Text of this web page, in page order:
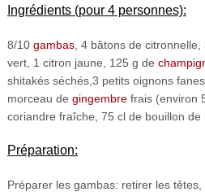
Ingrédients (pour 4 personnes):
8/10 gambas, 4 bâtons de citronnelle,
vert, 1 citron jaune, 125 g de
shitakés séchés,3 petits oignons
morceau de gingembrefrais (environ
coriandre fraîche, 75 cl de bouillon de
Préparation:
Préparer les gambas: retirer les